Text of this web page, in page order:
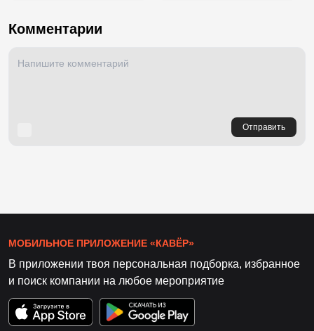
Комментарии
Отправить
МОБИЛЬНОЕ ПРИЛОЖЕНИЕ «КАВЁР»
В приложении твоя персональная подборка, избранное
и поиск компании на любое мероприятие